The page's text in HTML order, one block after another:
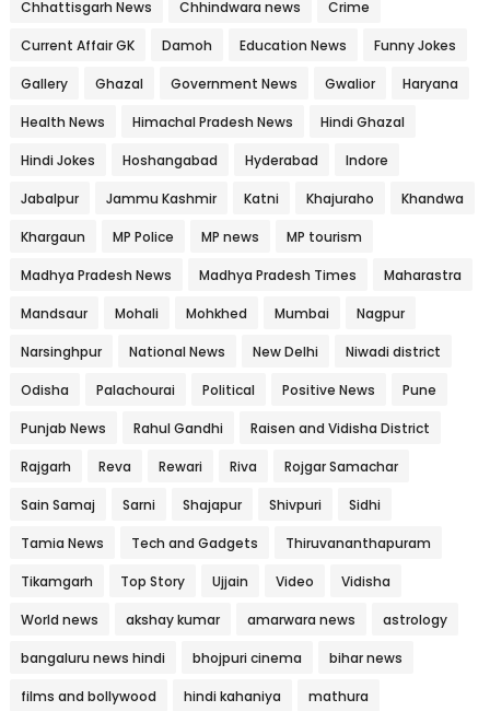
Chhattisgarh News Chhindwara news Crime
Current Affair GK Damoh Education News Funny Jokes
Gallery Ghazal Government News Gwalior Haryana
Health News Himachal Pradesh News Hindi Ghazal
Hindi Jokes Hoshangabad Hyderabad Indore
Jabalpur Jammu Kashmir Katni Khajuraho Khandwa
Khargaun MP Police MP news MP tourism
Madhya Pradesh News Madhya Pradesh Times Maharastra
Mandsaur Mohali Mohkhed Mumbai Nagpur
Narsinghpur National News New Delhi Niwadi district
Odisha Palachourai Political Positive News Pune
Punjab News Rahul Gandhi Raisen and Vidisha District
Rajgarh Reva Rewari Riva Rojgar Samachar
Sain Samaj Sarni Shajapur Shivpuri Sidhi
Tamia News Tech and Gadgets Thiruvananthapuram
Tikamgarh Top Story Ujjain Video Vidisha
World news akshay kumar amarwara news astrology
bangaluru news hindi bhojpuri cinema bihar news
films and bollywood hindi kahaniya mathura